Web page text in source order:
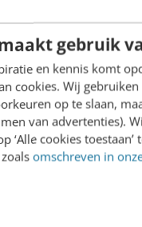
gebruik
en kennis komt
cookies. Wij
op te slaan,
van advertenties).
‘Alle cookies
omschreven in
dan denk
dat
laten zien dat
de boeking nog
we getest in